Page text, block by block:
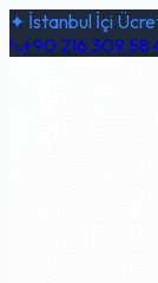
✦ İstanbul İçi
+90 216 309 58